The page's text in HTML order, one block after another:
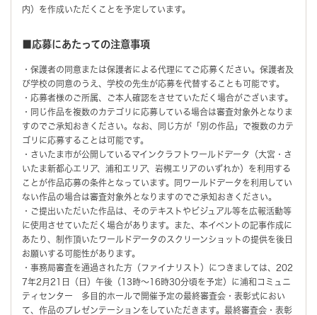
内）を作成いただくことを予定しています。
■応募にあたっての注意事項
・保護者の同意または保護者による代理にてご応募ください。保護者及
び学校の同意のうえ、学校の先生が応募を代替することも可能です。
・応募者様のご所属、ご本人確認をさせていただく場合がございます。
・同じ作品を複数のカテゴリに応募している場合は審査対象外となりま
すのでご承知おきください。なお、同じ方が「別の作品」で複数のカテ
ゴリに応募することは可能です。
・さいたま市が公開しているマインクラフトワールドデータ（大宮・さ
いたま新都心エリア、浦和エリア、岩槻エリアのいずれか）を利用する
ことが作品応募の条件となっています。同ワールドデータを利用してい
ない作品の場合は審査対象外となりますのでご承知おきください。
・ご提出いただいた作品は、そのテキストやビジュアル等を広報活動等
に使用させていただく場合があります。また、本イベントの記事作成に
あたり、制作頂いたワールドデータのスクリーンショットの提供を後日
お願いする可能性があります。
・事務局審査を通過された方（ファイナリスト）につきましては、202
7年2月21日（日）午後（13時～16時30分頃を予定）に浦和コミュニ
ティセンター 多目的ホールで開催予定の最終審査会・表彰式におい
て、作品のプレゼンテーションをしていただきます。最終審査会・表彰